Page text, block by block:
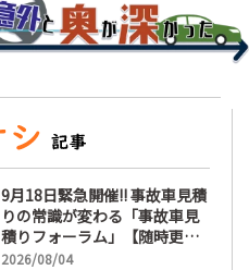
9月18日緊急開催!! 事故車見積
りの常識が変わる「事故車見
積りフォーラム」【随時更
新】
2026/08/04